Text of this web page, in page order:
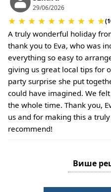
применити додатне
29/06/2026
★ ★ ★ ★ ★ ★ ★ ★ ★ ★
A truly wonderful holiday
thank you to Eva, who was
everything so easy to
giving us great local tips for
party surprise she put
could have imagined. We
the whole time. Thank you,
us and for making this a
recommend!
Више